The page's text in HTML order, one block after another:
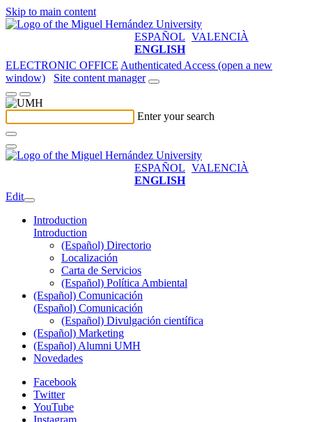
Skip to main content
ESPAÑOL VALENCIÀ
ENGLISH
ELECTRONIC OFFICE Authenticated Access (open a new
window)
Site content manager
Enter your search
ESPAÑOL VALENCIÀ
ENGLISH
Edit
Introduction
Introduction
(Español) Directorio
Localización
Carta de Servicios
(Español) Política Ambiental
(Español) Comunicación
(Español) Comunicación
(Español) Divulgación científica
(Español) Marketing
(Español) Alumni UMH
Novedades
Facebook
Twitter
YouTube
Instagram